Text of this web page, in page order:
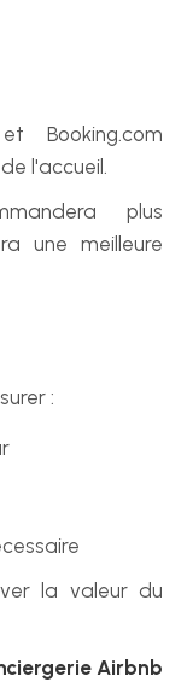
Booking.com
l'accueil.
plus
une meilleure
:
la valeur du
Airbnb